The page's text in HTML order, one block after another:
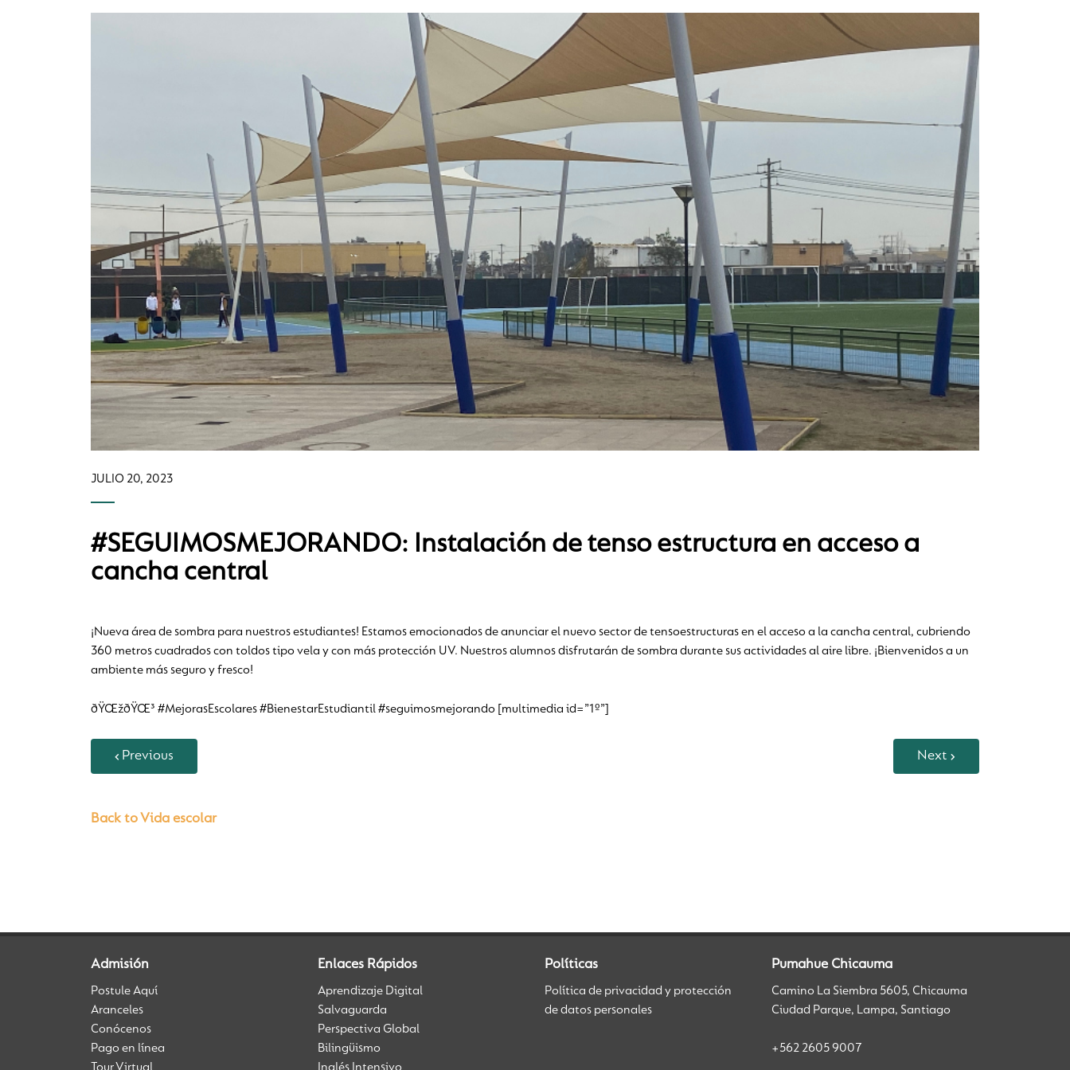
JULIO 20, 2023
#SEGUIMOSMEJORANDO: Instalación de tenso estructura en acceso a
cancha central
¡Nueva área de sombra para nuestros estudiantes! Estamos emocionados de anunciar el nuevo sector de tensoestructuras en el acceso a la cancha central, cubriendo
360 metros cuadrados con toldos tipo vela y con más protección UV. Nuestros alumnos disfrutarán de sombra durante sus actividades al aire libre. ¡Bienvenidos a un
ambiente más seguro y fresco!
ðŸŒžðŸŒ³ #MejorasEscolares #BienestarEstudiantil #seguimosmejorando [multimedia id=”1º”]
Previous Next
Back to Vida escolar
Admisión
Postule Aquí
Aranceles
Conócenos
Pago en línea
Tour Virtual
Enlaces Rápidos
Aprendizaje Digital
Salvaguarda
Perspectiva Global
Bilingüismo
Inglés Intensivo
Políticas
Política de privacidad y protección
de datos personales
Pumahue Chicauma
Camino La Siembra 5605, Chicauma
Ciudad Parque, Lampa, Santiago
+562 2605 9007